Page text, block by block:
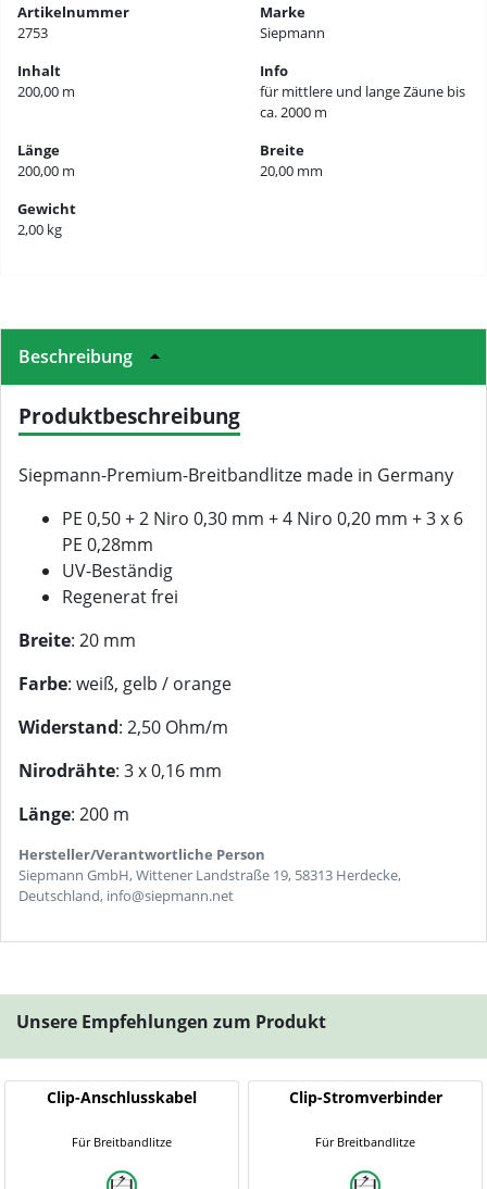
Artikelnummer
2753
Marke
Siepmann
Inhalt
200,00 m
Info
für mittlere und lange Zäune bis
ca. 2000 m
Länge
200,00 m
Breite
20,00 mm
Gewicht
2,00 kg
Beschreibung
Produktbeschreibung
Siepmann-Premium-Breitbandlitze made in Germany
PE 0,50 + 2 Niro 0,30 mm + 4 Niro 0,20 mm + 3 x 6
PE 0,28mm
UV-Beständig
Regenerat frei
Breite: 20 mm
Farbe: weiß, gelb / orange
Widerstand: 2,50 Ohm/m
Nirodrähte: 3 x 0,16 mm
Länge: 200 m
Hersteller/Verantwortliche Person
Siepmann GmbH, Wittener Landstraße 19, 58313 Herdecke,
Deutschland, info@siepmann.net
Unsere Empfehlungen zum Produkt
Clip-Anschlusskabel
Für Breitbandlitze
Clip-Stromverbinder
Für Breitbandlitze